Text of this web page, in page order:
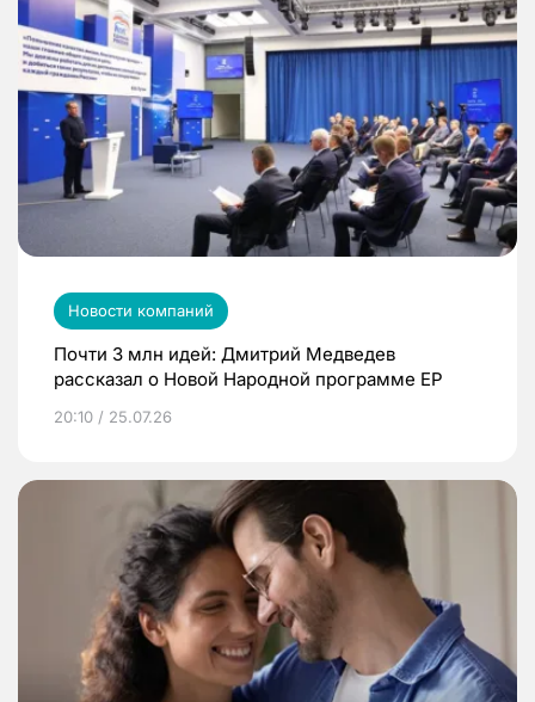
Новости компаний
Почти 3 млн идей: Дмитрий Медведев
рассказал о Новой Народной программе ЕР
20:10 / 25.07.26